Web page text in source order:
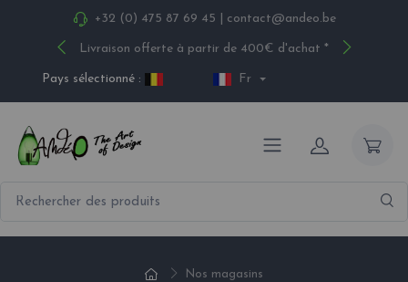
+32 (0) 475 87 69 45 contact@andeo.be
Livraison offerte à partir de 400€ d'achat *
Pays sélectionné : Fr
Nos magasins